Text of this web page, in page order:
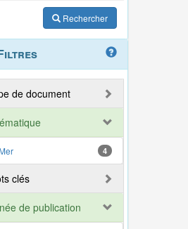
Rechercher
de document
Mer 4
clés
de publication